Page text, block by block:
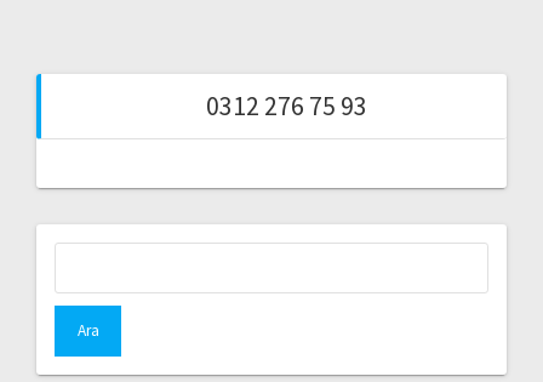
0312 276 75 93